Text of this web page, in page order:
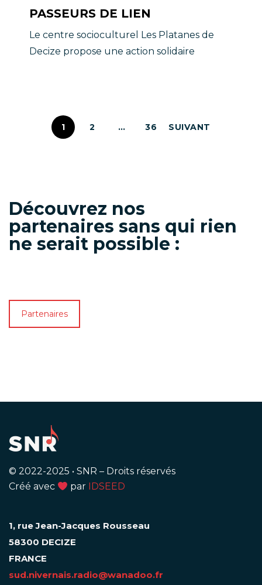
PASSEURS DE LIEN
Le centre socioculturel Les Platanes de
Decize propose une action solidaire
1 2 … 36 SUIVANT
Découvrez nos
partenaires sans qui rien
ne serait possible :
Partenaires
© 2022-2025 • SNR – Droits réservés
Créé avec
par IDSEED
1, rue Jean-Jacques Rousseau
58300 DECIZE
FRANCE
sud.nivernais.radio@wanadoo.fr